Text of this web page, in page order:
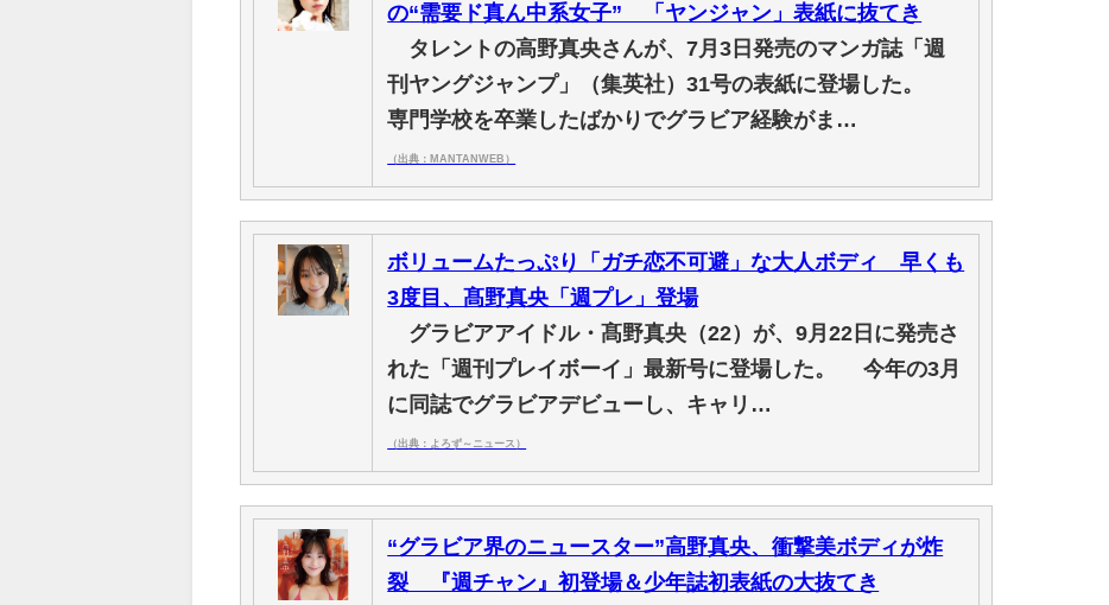
の“需要ド真ん中系女子” 「ヤンジャン」表紙に抜てき
タレントの高野真央さんが、7月3日発売のマンガ誌「週
刊ヤングジャンプ」（集英社）31号の表紙に登場した。
専門学校を卒業したばかりでグラビア経験がま…
（出典：MANTANWEB）
ボリュームたっぷり「ガチ恋不可避」な大人ボディ 早くも
3度目、髙野真央「週プレ」登場
グラビアアイドル・髙野真央（22）が、9月22日に発売さ
れた「週刊プレイボーイ」最新号に登場した。 今年の3月
に同誌でグラビアデビューし、キャリ…
（出典：よろず～ニュース）
“グラビア界のニュースター”高野真央、衝撃美ボディが炸
裂 『週チャン』初登場＆少年誌初表紙の大抜てき